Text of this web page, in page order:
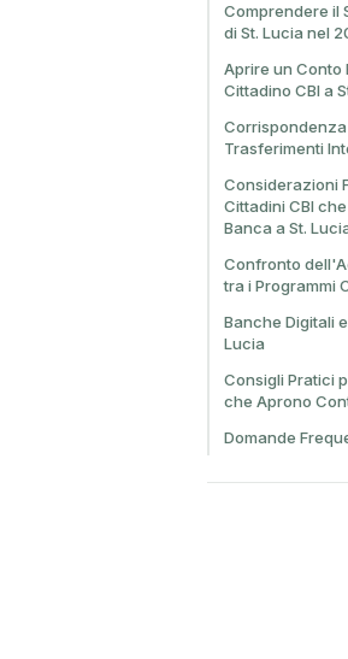
Comprendere il
di St. Lucia nel
Aprire un Conto
Cittadino CBI a
Trasferimenti
Considerazioni
Cittadini CBI
Banca a St.
Confronto
tra i Programmi
Banche Digitali
Lucia
Consigli Pratici
che Aprono
Domande